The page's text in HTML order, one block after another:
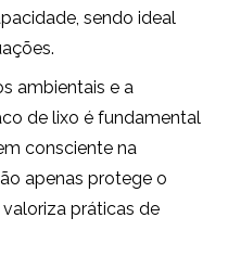
sendo ideal
ambientais e a
de lixo é fundamental
consciente na
apenas protege o
práticas de